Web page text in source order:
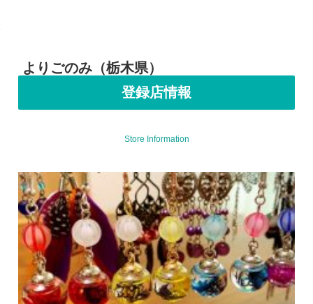
よりごのみ（栃木県）
登録店情報
Store Information